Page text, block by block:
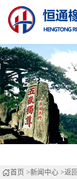
首页 >新闻中心 >返回